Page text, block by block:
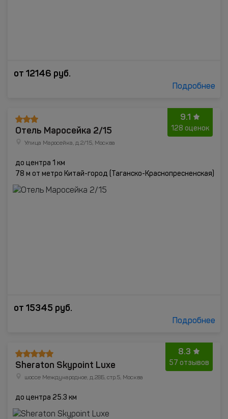
от 12146 руб.
Подробнее
9.1
128 оценок
Отель Маросейка 2/15
Улица Маросейка, д.2/15, Москва
до центра 1 км
78 м от метро Китай-город (Таганско-Краснопресненская)
от 15345 руб.
Подробнее
8.3
57 отзывов
Sheraton Skypoint Luxe
шоссе Международное, д.28Б, стр.5, Москва
до центра 25.3 км